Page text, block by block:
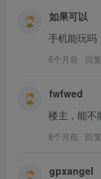
如果可以
手机能玩吗
6个月前 回复
fwfwed
楼主，能不
8个月前 回复
gpxangel